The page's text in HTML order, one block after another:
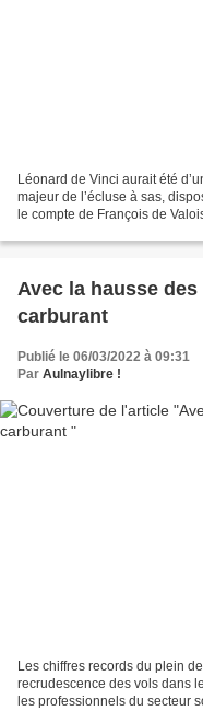
Léonard de Vinci aurait été
majeur de l’écluse à sas,
le compte de François de
Avec la hausse
carburant
Publié le 06/03/2022 à 09:31
Par Aulnaylibre !
Les chiffres records du plein
recrudescence des vols dans
les professionnels du secteur